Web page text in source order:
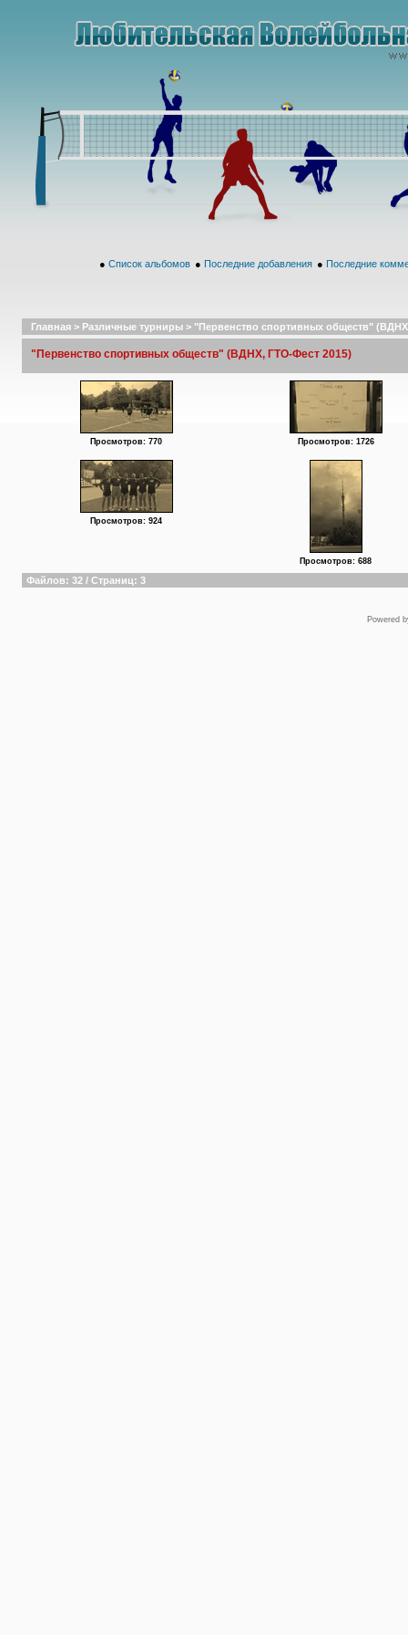
● Список альбомов ● Последние добавления ● Последние
Главная > Различные турниры > "Первенство спортивных обществ"
"Первенство спортивных обществ" (ВДНХ, ГТО-Фест 2015)
Просмотров: 770 Просмотров: 1726
Просмотров: 924
Просмотров: 688
Файлов: 32 / Страниц: 3
Powered